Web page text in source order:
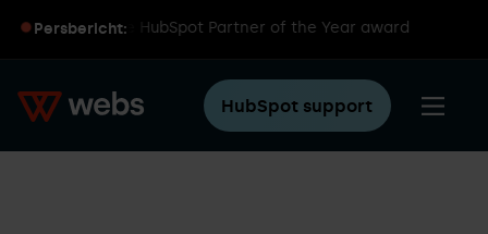
Persbericht:
wereldwijde HubSpot Partner of the Year award
HubSpot support